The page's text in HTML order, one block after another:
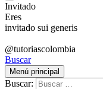
Invitado
Eres
invitado sui generis
@tutoriascolombia
Buscar
Menú principal
Buscar: